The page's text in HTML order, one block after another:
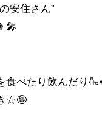
安住さん”
食べたり飲んだり
☆🤪